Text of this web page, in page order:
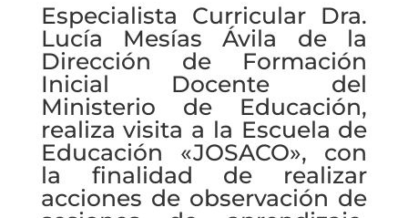
Especialista Curricular Dra.
Lucía Mesías Ávila de la
Dirección de Formación
Inicial Docente del
Ministerio de Educación,
realiza visita a la Escuela de
Educación «JOSACO», con
la finalidad de realizar
acciones de observación de